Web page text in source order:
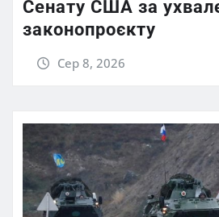
Сенату США за
законопроєкту
Сер 8, 2026